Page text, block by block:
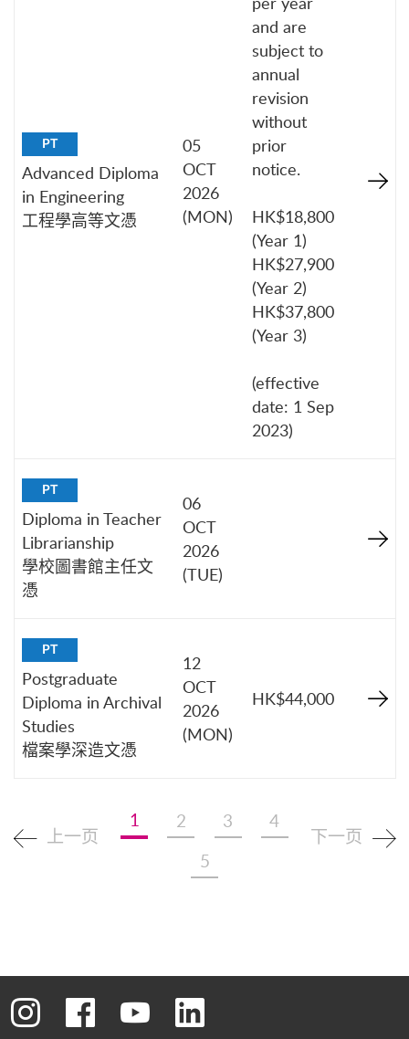
PT
Advanced Diploma
in Engineering
工程學高等文憑
05
OCT
2026
(MON)
and are
subject to
annual
revision
without
prior
notice.
HK$18,800
(Year 1)
HK$27,900
(Year 2)
HK$37,800
(Year 3)
(effective
date: 1 Sep
2023)
PT
Diploma in Teacher
Librarianship
學校圖書館主任文
憑
06
OCT
2026
(TUE)
PT
Postgraduate
Diploma in Archival
Studies
檔案學深造文憑
12
OCT
2026
(MON)
HK$44,000
上一页
1 2 3
4
5
下一页
转到instagram
转到facebook
转到youtube